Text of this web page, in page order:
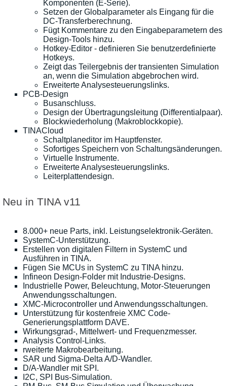
Komponenten (E-Serie).
Setzen der Globalparameter als Eingang für die
DC-Transferberechnung.
Fügt Kommentare zu den Eingabeparametern des
Design-Tools hinzu.
Hotkey-Editor - definieren Sie benutzerdefinierte
Hotkeys.
Zeigt das Teilergebnis der transienten Simulation
an, wenn die Simulation abgebrochen wird.
Erweiterte Analysesteuerungslinks.
PCB-Design
Busanschluss.
Design der Übertragungsleitung (Differentialpaar).
Blockwiederholung (Makroblockkopie).
TINACloud
Schaltplaneditor im Hauptfenster.
Sofortiges Speichern von Schaltungsänderungen.
Virtuelle Instrumente.
Erweiterte Analysesteuerungslinks.
Leiterplattendesign.
Neu in TINA v11
8.000+ neue Parts, inkl. Leistungselektronik-Geräten.
SystemC-Unterstützung.
Erstellen von digitalen Filtern in SystemC und
Ausführen in TINA.
Fügen Sie MCUs in SystemC zu TINA hinzu.
Infineon Design-Folder mit Industrie-Designs.
Industrielle Power, Beleuchtung, Motor-Steuerungen
Anwendungsschaltungen.
XMC-Microcontroller und Anwendungsschaltungen.
Unterstützung für kostenfreie XMC Code-
Generierungsplattform DAVE.
Wirkungsgrad-, Mittelwert- und Frequenzmesser.
Analysis Control-Links.
rweiterte Makrobearbeitung.
SAR und Sigma-Delta A/D-Wandler.
D/A-Wandler mit SPI.
I2C, SPI Bus-Simulation.